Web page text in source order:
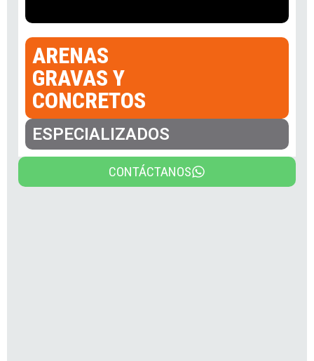
ARENAS
GRAVAS Y
CONCRETOS
ESPECIALIZADOS
CONTÁCTANOS